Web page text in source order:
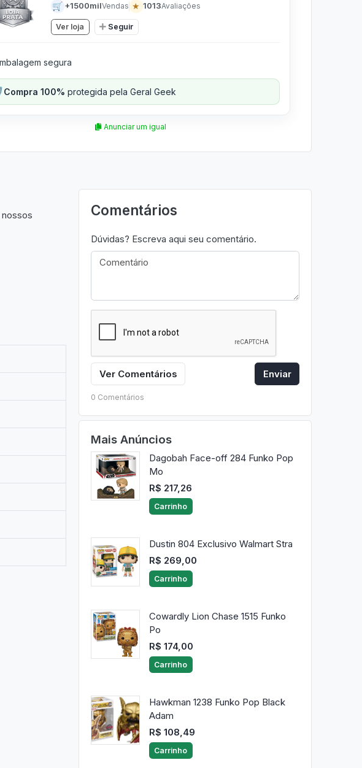
🛒 +1500milVendas ★ 1013Avaliações
Ver loja Seguir
segura
Compra 100% protegida pela Geral Geek
Anunciar um igual
Comentários
Dúvidas? Escreva aqui seu comentário.
Ver Comentários Enviar
0 Comentários
Mais Anúncios
Dagobah Face-off 284 Funko Pop
Mo
R$ 217,26
Carrinho
Dustin 804 Exclusivo Walmart Stra
R$ 269,00
Carrinho
Cowardly Lion Chase 1515 Funko
Po
R$ 174,00
Carrinho
Hawkman 1238 Funko Pop Black
Adam
R$ 108,49
Carrinho